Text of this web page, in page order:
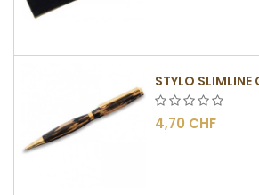
4,70 CHF